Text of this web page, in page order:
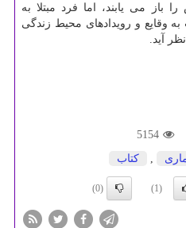
باز می یابند، اما فرد مبتلا به
به وقایع و رویدادهای محیط زندگی
آید.
5154
, كتاب
(1)
(0)